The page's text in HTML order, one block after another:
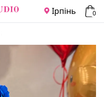
Ірпінь 0